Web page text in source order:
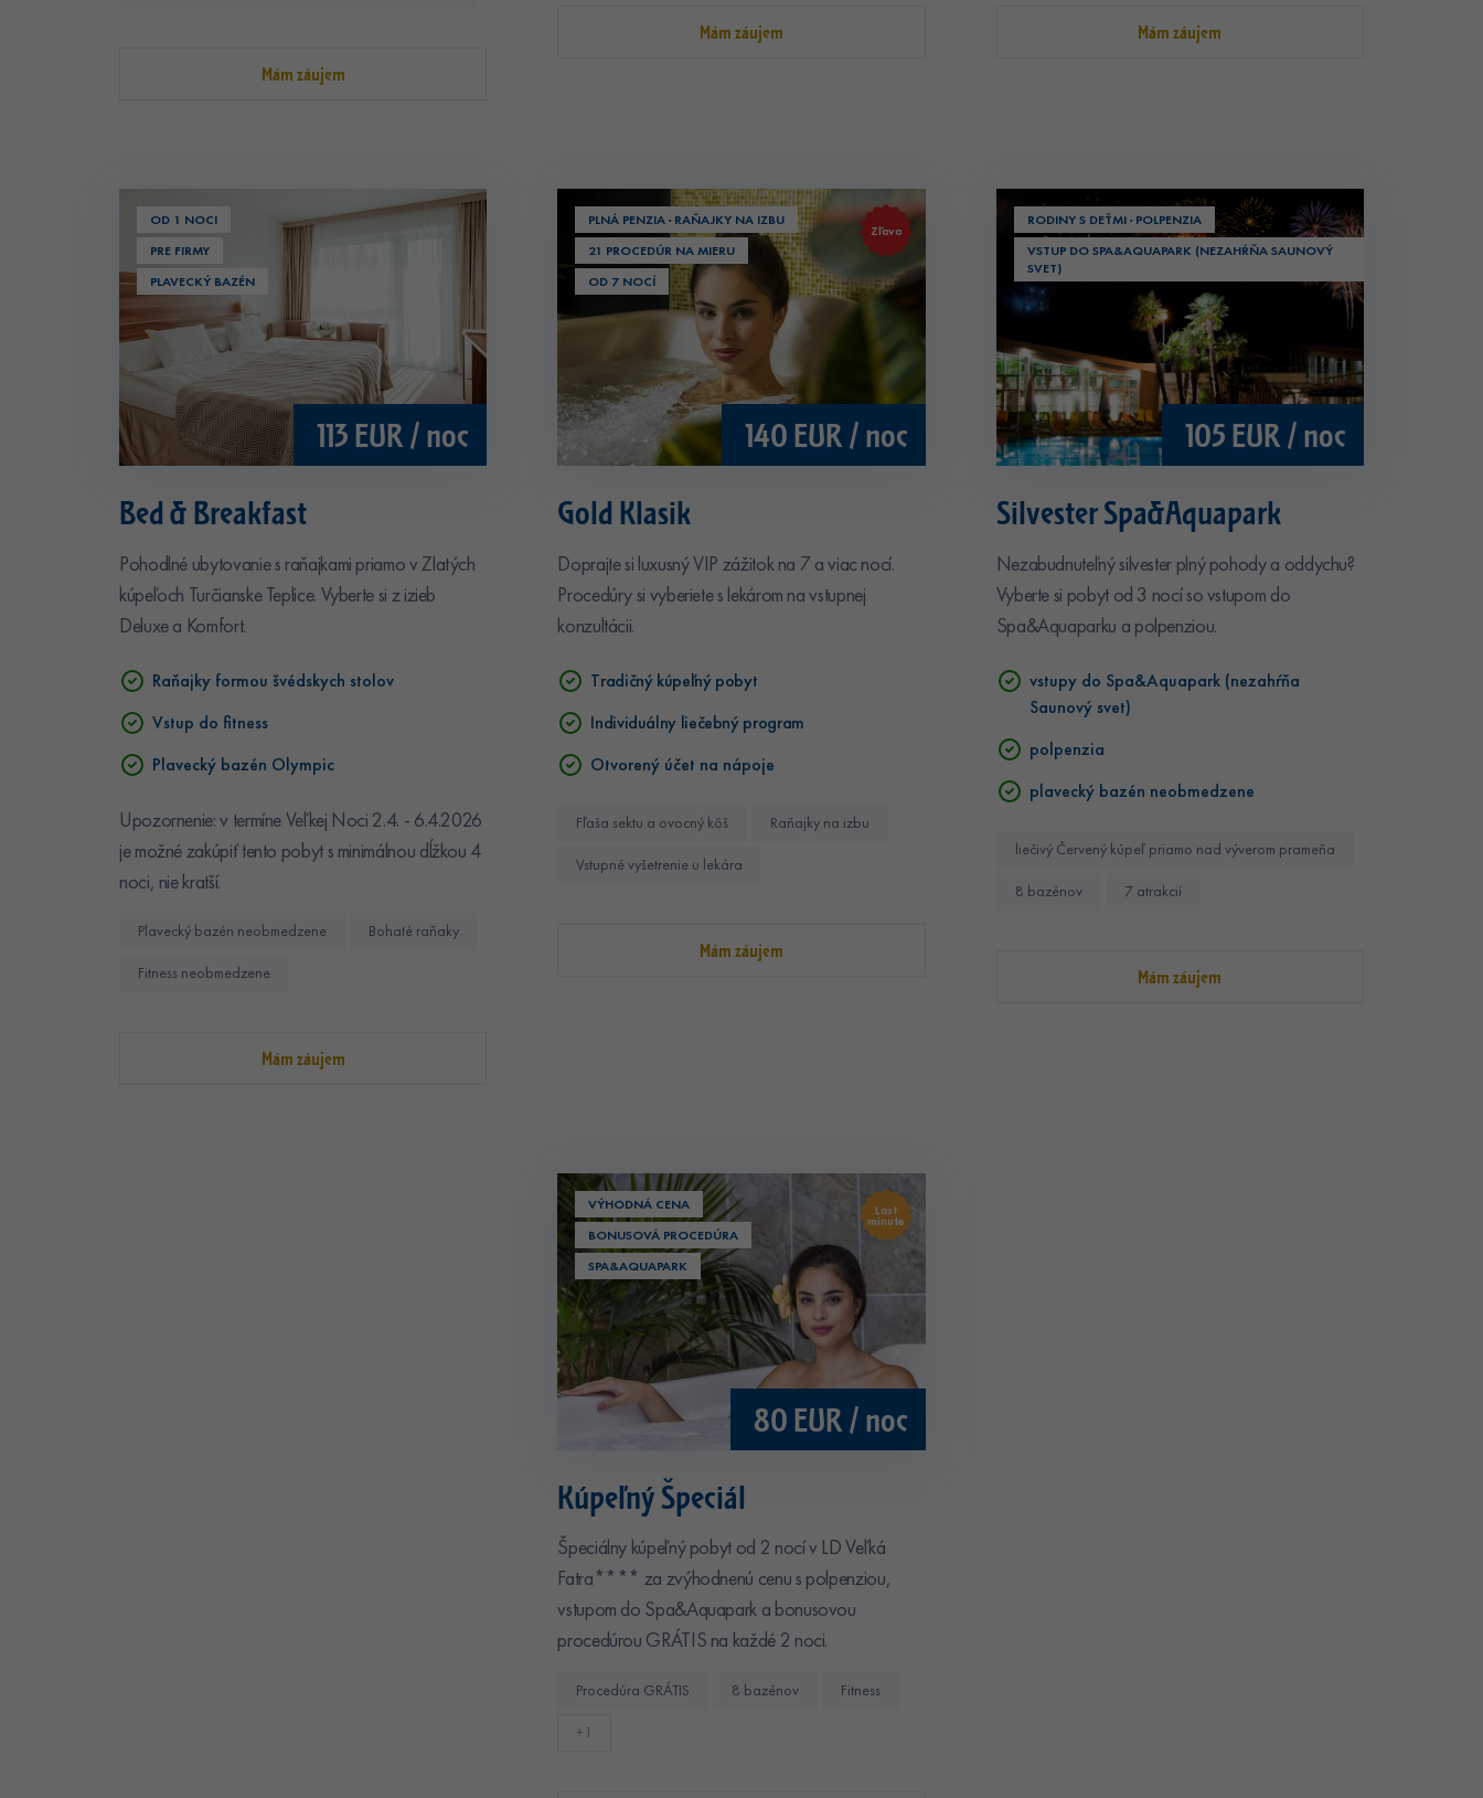
Mám záujem
Mám záujem Mám záujem
OD 1 NOCI
PRE FIRMY
PLAVECKÝ BAZÉN
113 EUR / noc
Bed & Breakfast
Pohodlné ubytovanie s raňajkami priamo v Zlatých
kúpeľoch Turčianske Teplice. Vyberte si z izieb
Deluxe a Komfort.
Raňajky formou švédskych stolov
Vstup do fitness
Plavecký bazén Olympic
Upozornenie: v termíne Veľkej Noci 2.4. - 6.4.2026
je možné zakúpiť tento pobyt s minimálnou dĺžkou 4
noci, nie kratší.
Plavecký bazén neobmedzene Bohaté raňaky
Fitness neobmedzene
Mám záujem
PLNÁ PENZIA · RAŇAJKY NA IZBU
21 PROCEDÚR NA MIERU
OD 7 NOCÍ
Zľava
140 EUR / noc
Gold Klasik
Doprajte si luxusný VIP zážitok na 7 a viac nocí.
Procedúry si vyberiete s lekárom na vstupnej
konzultácii.
Tradičný kúpeľný pobyt
Individuálny liečebný program
Otvorený účet na nápoje
Fľaša sektu a ovocný kôš Raňajky na izbu
Vstupné vyšetrenie u lekára
Mám záujem
RODINY S DEŤMI · POLPENZIA
VSTUP DO SPA&AQUAPARK (NEZAHŔŇA SAUNOVÝ
SVET)
105 EUR / noc
Silvester Spa&Aquapark
Nezabudnuteľný silvester plný pohody a oddychu?
Vyberte si pobyt od 3 nocí so vstupom do
Spa&Aquaparku a polpenziou.
vstupy do Spa&Aquapark (nezahŕňa
Saunový svet)
polpenzia
plavecký bazén neobmedzene
liečivý Červený kúpeľ priamo nad výverom prameňa
8 bazénov 7 atrakcií
Mám záujem
VÝHODNÁ CENA
BONUSOVÁ PROCEDÚRA
SPA&AQUAPARK
Last
minute
80 EUR / noc
Kúpeľný Špeciál
Špeciálny kúpeľný pobyt od 2 nocí v LD Veľká
Fatra**** za zvýhodnenú cenu s polpenziou,
vstupom do Spa&Aquapark a bonusovou
procedúrou GRÁTIS na každé 2 noci.
Procedúra GRÁTIS 8 bazénov Fitness
+1